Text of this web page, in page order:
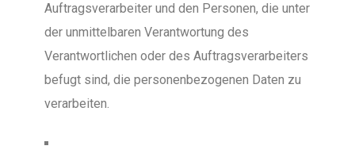
Auftragsverarbeiter und den Personen, die unter
der unmittelbaren Verantwortung des
Verantwortlichen oder des Auftragsverarbeiters
befugt sind, die personenbezogenen Daten zu
verarbeiten.